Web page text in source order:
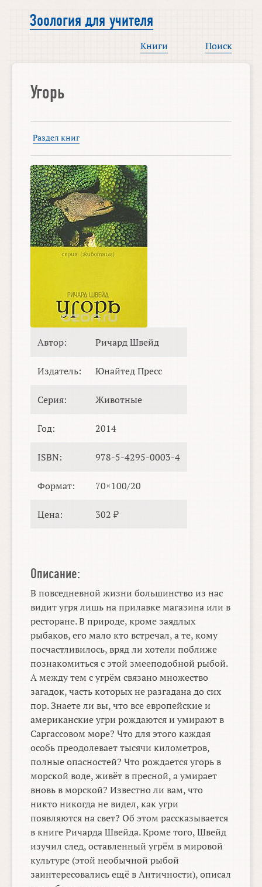
Зоология для учителя
Книги Поиск
Угорь
Раздел книг
Автор: Ричард Швейд
Издатель: Юнайтед Пресс
Серия: Животные
Год: 2014
ISBN: 978-5-4295-0003-4
Формат: 70×100/20
Цена: 302 ₽
Описание:
В повседневной жизни большинство из нас
видит угря лишь на прилавке магазина или в
ресторане. В природе, кроме заядлых
рыбаков, его мало кто встречал, а те, кому
посчастливилось, вряд ли хотели поближе
познакомиться с этой змееподобной рыбой.
А между тем с угрём связано множество
загадок, часть которых не разгадана до сих
пор. Знаете ли вы, что все европейские и
американские угри рождаются и умирают в
Саргассовом море? Что для этого каждая
особь преодолевает тысячи километров,
полные опасностей? Что рождается угорь в
морской воде, живёт в пресной, а умирает
вновь в морской? Известно ли вам, что
никто никогда не видел, как угри
появляются на свет? Об этом рассказывается
в книге Ричарда Швейда. Кроме того, Швейд
изучил след, оставленный угрём в мировой
культуре (этой необычной рыбой
заинтересовались ещё в Античности), описал